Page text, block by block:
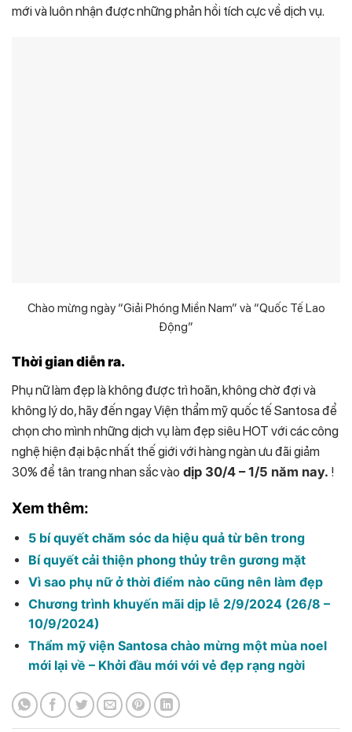
mới và luôn nhận được những phản hồi tích cực về dịch vụ.
Chào mừng ngày “Giải Phóng Miền Nam” và “Quốc Tế Lao
Động”
Thời gian diễn ra.
Phụ nữ làm đẹp là không được trì hoãn, không chờ đợi và
không lý do, hãy đến ngay Viện thẩm mỹ quốc tế Santosa để
chọn cho mình những dịch vụ làm đẹp siêu HOT với các công
nghệ hiện đại bậc nhất thế giới với hàng ngàn ưu đãi giảm
30% để tân trang nhan sắc vào dịp 30/4 – 1/5 năm nay. !
Xem thêm:
5 bí quyết chăm sóc da hiệu quả từ bên trong
Bí quyết cải thiện phong thủy trên gương mặt
Vì sao phụ nữ ở thời điểm nào cũng nên làm đẹp
Chương trình khuyến mãi dịp lễ 2/9/2024 (26/8 –
10/9/2024)
Thẩm mỹ viện Santosa chào mừng một mùa noel
mới lại về – Khởi đầu mới với vẻ đẹp rạng ngời